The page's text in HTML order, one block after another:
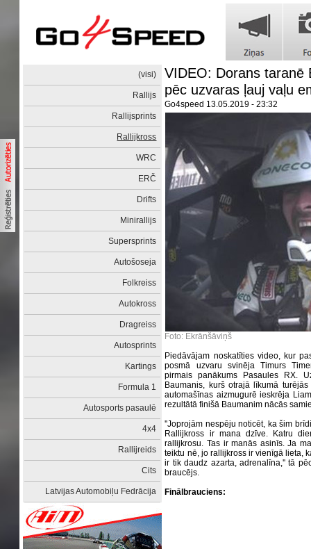
(visi)
Rallijs
Rallijsprints
Rallijkross
WRC
ERČ
Drifts
Minirallijs
Supersprints
Autošoseja
Folkreiss
Autokross
Dragreiss
Autosprints
Kartings
Formula 1
Autosports pasaulē
4x4
Rallijreids
Cits
Latvijas Automobiļu Fedrācija
VIDEO: Dorans taranē
pēc uzvaras ļauj vaļu
Go4speed 13.05.2019 - 23:32
Foto: Ekrānšāviņš
Piedāvājam noskatīties video, kur
posmā uzvaru svinēja Timurs
pirmais panākums Pasaules RX.
Baumanis, kurš otrajā līkumā
automašīnas aizmugurē ieskrēja
rezultātā finišā Baumanim nācās
''Joprojām nespēju noticēt, ka šim
Rallijkross ir mana dzīve. Katru
rallijkrosu. Tas ir manās asinīs. Ja
teiktu nē, jo rallijkross ir vienīgā lieta,
ir tik daudz azarta, adrenalīna,'' tā
braucējs.
Finālbrauciens: